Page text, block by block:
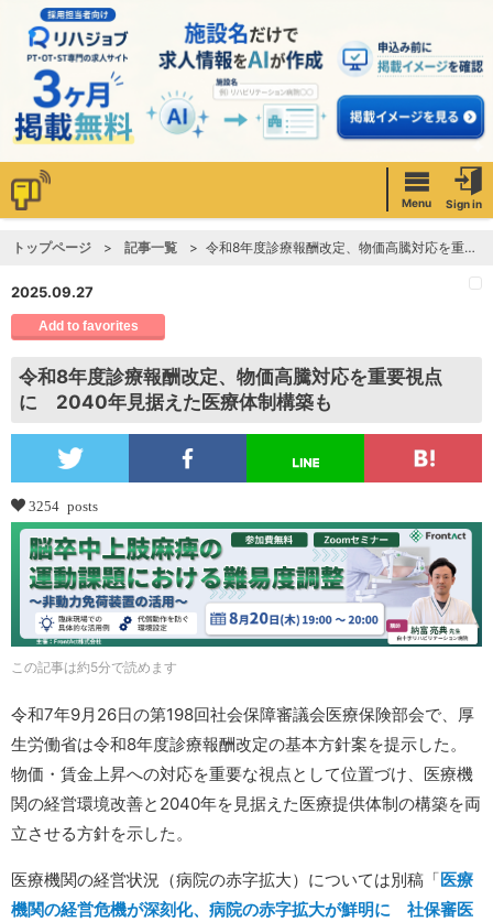
Menu Sign in
トップページ 記事一覧 令和8年度診療報酬改定、物価高騰対応を重要視点に 2040年見据えた医療体制構築も
2025.09.27
Add to favorites
令和8年度診療報酬改定、物価高騰対応を重要視点
に 2040年見据えた医療体制構築も
3254 posts
この記事は約5分で読めます
令和7年9月26日の第198回社会保障審議会医療保険部会で、厚
生労働省は令和8年度診療報酬改定の基本方針案を提示した。
物価・賃金上昇への対応を重要な視点として位置づけ、医療機
関の経営環境改善と2040年を見据えた医療提供体制の構築を両
立させる方針を示した。
医療機関の経営状況（病院の赤字拡大）については別稿「医療
機関の経営危機が深刻化、病院の赤字拡大が鮮明に 社保審医